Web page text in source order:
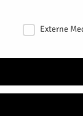
Externe